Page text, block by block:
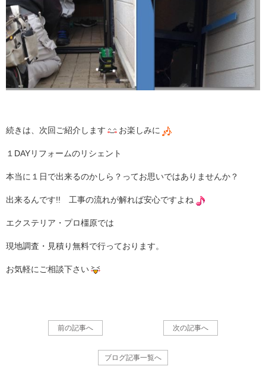
続きは、次回ご紹介します お楽しみに
１DAYリフォームのリシェント
本当に１日で出来るのかしら？ってお思いではありませんか？
出来るんです!! 工事の流れが解れば安心ですよね
エクステリア・プロ橿原では
現地調査・見積り無料で行っております。
お気軽にご相談下さい
ブログ記事一覧へ
前の記事へ 次の記事へ